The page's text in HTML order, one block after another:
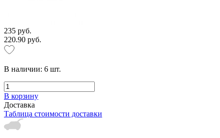
235 руб.
220.90 руб.
В наличии: 6 шт.
В корзину
Доставка
Таблица стоимости доставки